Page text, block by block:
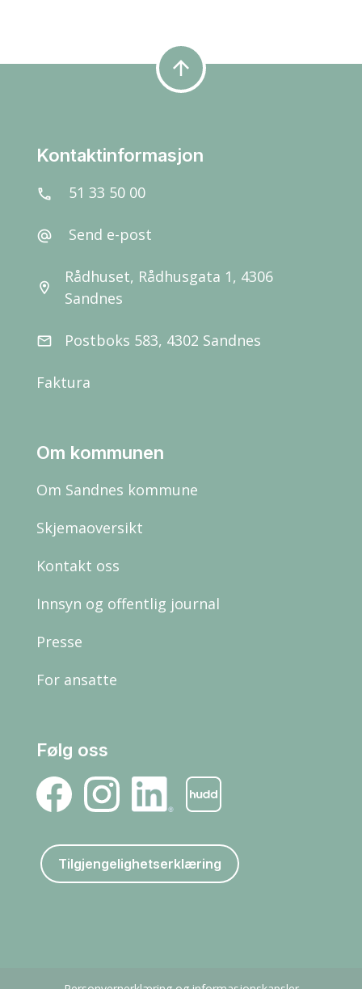
arrow_upward
Kontaktinformasjon
call 51 33 50 00
alternate_email Send e-post
location_on
Rådhuset, Rådhusgata 1, 4306
Sandnes
email Postboks 583, 4302 Sandnes
Faktura
Om kommunen
Om Sandnes kommune
Skjemaoversikt
Kontakt oss
Innsyn og offentlig journal
Presse
For ansatte
Følg oss
Tilgjengelighetserklæring